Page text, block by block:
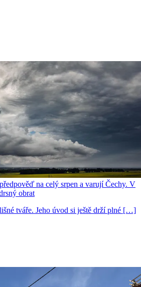
na celý srpen a varují Čechy. V
obrat
tváře. Jeho úvod si ještě drží plné […]